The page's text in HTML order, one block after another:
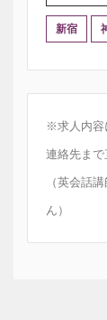
新宿
※求人内容
連絡先まで
（英会話
ん）